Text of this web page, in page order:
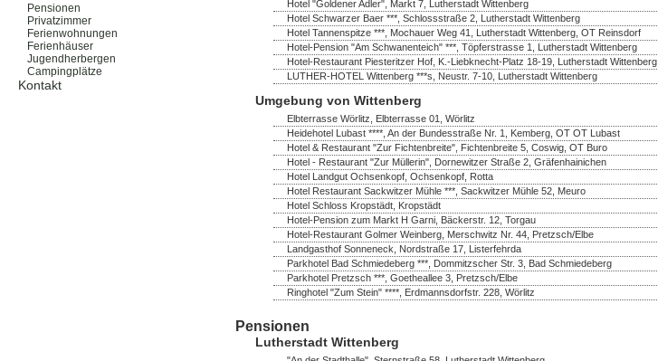
Pensionen
Privatzimmer
Ferienwohnungen
Ferienhäuser
Jugendherbergen
Campingplätze
Kontakt
Hotel "Goldener Adler", Markt 7, Lutherstadt Wittenberg
Hotel Schwarzer Baer ***, Schlossstraße 2, Lutherstadt Wittenberg
Hotel Tannenspitze ***, Mochauer Weg 41, Lutherstadt Wittenberg, OT Reinsdorf
Hotel-Pension "Am Schwanenteich" ***, Töpferstrasse 1, Lutherstadt Wittenberg
Hotel-Restaurant Piesteritzer Hof, K.-Liebknecht-Platz 18-19, Lutherstadt Wittenberg
LUTHER-HOTEL Wittenberg ***s, Neustr. 7-10, Lutherstadt Wittenberg
Umgebung von Wittenberg
Elbterrasse Wörlitz, Elbterrasse 01, Wörlitz
Heidehotel Lubast ****, An der Bundesstraße Nr. 1, Kemberg, OT OT Lubast
Hotel & Restaurant "Zur Fichtenbreite", Fichtenbreite 5, Coswig, OT Buro
Hotel - Restaurant "Zur Müllerin", Dornewitzer Straße 2, Gräfenhainichen
Hotel Landgut Ochsenkopf, Ochsenkopf, Rotta
Hotel Restaurant Sackwitzer Mühle ***, Sackwitzer Mühle 52, Meuro
Hotel Schloss Kropstädt, Kropstädt
Hotel-Pension zum Markt H Garni, Bäckerstr. 12, Torgau
Hotel-Restaurant Golmer Weinberg, Merschwitz Nr. 44, Pretzsch/Elbe
Landgasthof Sonneneck, Nordstraße 17, Listerfehrda
Parkhotel Bad Schmiedeberg ***, Dommitzscher Str. 3, Bad Schmiedeberg
Parkhotel Pretzsch ***, Goetheallee 3, Pretzsch/Elbe
Ringhotel "Zum Stein" ****, Erdmannsdorfstr. 228, Wörlitz
Pensionen
Lutherstadt Wittenberg